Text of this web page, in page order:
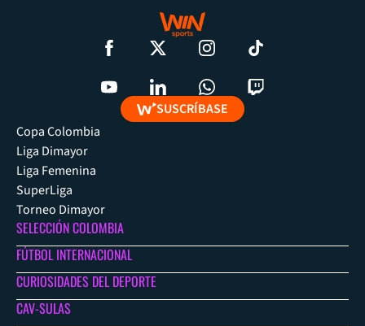
SUSCRÍBASE
Copa Colombia
Liga Dimayor
Liga Femenina
SuperLiga
Torneo Dimayor
SELECCIÓN COLOMBIA
FÚTBOL INTERNACIONAL
CURIOSIDADES DEL DEPORTE
CAV-SULAS